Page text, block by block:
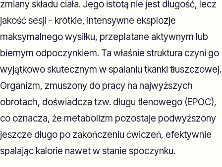
zmiany składu ciała. Jego istotą nie jest długość, lecz
jakość sesji - krótkie, intensywne eksplozje
maksymalnego wysiłku, przeplatane aktywnym lub
biernym odpoczynkiem. Ta właśnie struktura czyni go
wyjątkowo skutecznym w spalaniu tkanki tłuszczowej.
Organizm, zmuszony do pracy na najwyższych
obrotach, doświadcza tzw. długu tlenowego (EPOC),
co oznacza, że metabolizm pozostaje podwyższony
jeszcze długo po zakończeniu ćwiczeń, efektywnie
spalając kalorie nawet w stanie spoczynku.